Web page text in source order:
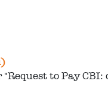
to Pay